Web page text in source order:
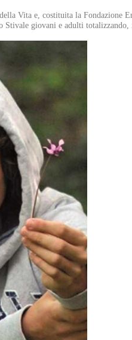
Vita e, costituita la Fondazione
Stivale giovani e adulti totalizzando,